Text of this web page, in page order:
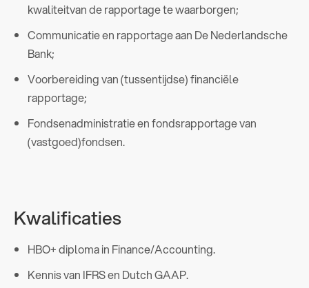
kwaliteitvan de rapportage te waarborgen;
Communicatie en rapportage aan De Nederlandsche
Bank;
Voorbereiding van (tussentijdse) financiële
rapportage;
Fondsenadministratie en fondsrapportage van
(vastgoed)fondsen.
Kwalificaties
HBO+ diploma in Finance/Accounting.
Kennis van IFRS en Dutch GAAP.